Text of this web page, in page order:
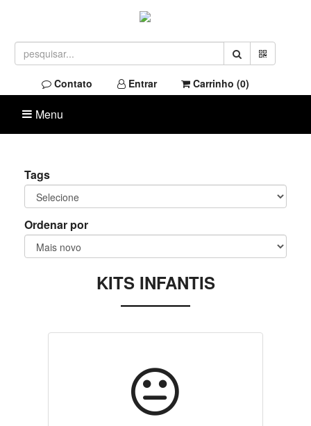
Contato Entrar Carrinho (0)
Menu
Tags
Ordenar por
KITS INFANTIS